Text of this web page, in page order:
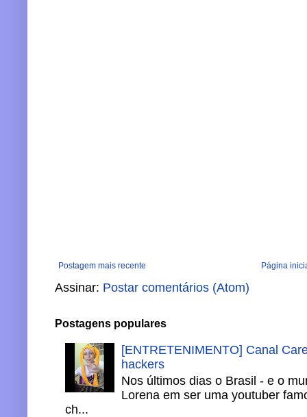
Postagem mais recente Página
Assinar: Postar comentários (Atom)
Postagens populares
[ENTRETENIMENTO] Canal
hackers
Nos últimos dias o Brasil - e o
Lorena em ser uma youtuber
ch...